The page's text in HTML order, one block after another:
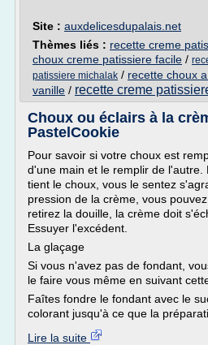
Site : auxdelicesdupalais.net
Thèmes liés : recette creme
choux creme patissiere facile /
patissiere michalak / recette choux
vanille / recette creme
Choux ou éclairs à la
PastelCookie
Pour savoir si votre choux est
d'une main et le remplir de l'autre.
tient le choux, vous le sentez
pression de la crème, vous
retirez la douille, la crème doit
Essuyer l'excédent.
La glaçage
Si vous n'avez pas de fondant,
le faire vous même en suivant
Faîtes fondre le fondant avec le
colorant jusqu'à ce que la
Lire la suite